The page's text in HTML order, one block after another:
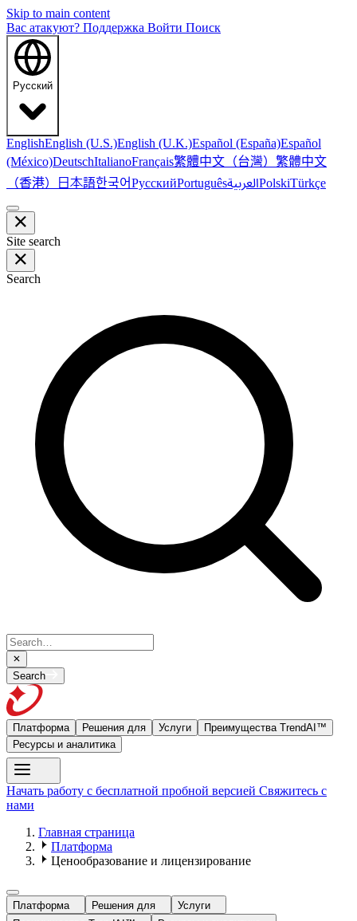
Skip to main content
Вас атакуют? Поддержка Войти Поиск
Русский
EnglishEnglish (U.S.)English (U.K.)Español (España)Español
(México)DeutschItalianoFrançais繁體中文（台灣） 繁體中文
（香港） 日本語한국어РусскийPortuguêsالعربيةPolskiTürkçe
Site search
Search
Search
Платформа Решения для Услуги
Преимущества TrendAI™
Ресурсы и аналитика
Начать работу с бесплатной пробной версией Свяжитесь с
нами
Главная страница
Платформа
Ценообразование и лицензирование
Платформа Решения для
Услуги